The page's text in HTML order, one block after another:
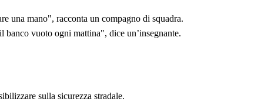
una mano", racconta un compagno di squadra.
vuoto ogni mattina", dice un’insegnante.
sulla sicurezza stradale.